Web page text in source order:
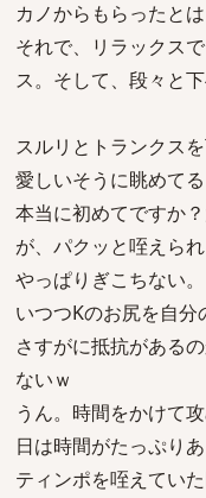
カノからもらったと
それで、リラックス
ス。そして、段々と下
スルリとトランクス
愛しいそうに眺めて
本当に初めてですか
が、パクッと咥えら
やっぱりぎこちない
いつつKのお尻を自分
さすがに抵抗がある
ないｗ
うん。時間をかけて
日は時間がたっぷりあ
ティンポを咥えてい